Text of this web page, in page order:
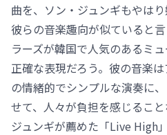
曲を、ソン・ジュンギもやは
彼らの音楽趣向が似ていると
ラーズが韓国で人気のあるミ
正確な表現だろう。彼の音楽
の情緒的でシンプルな演奏に
せて、人々が負担を感じるこ
ジュンギが薦めた「Live High